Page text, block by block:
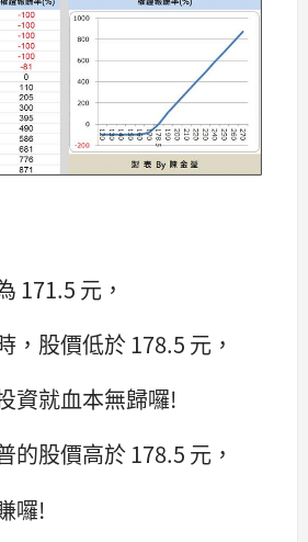
171.5 元，
，股價低於 178.5 元，
資就血本無歸囉!
的股價高於 178.5 元，
囉!